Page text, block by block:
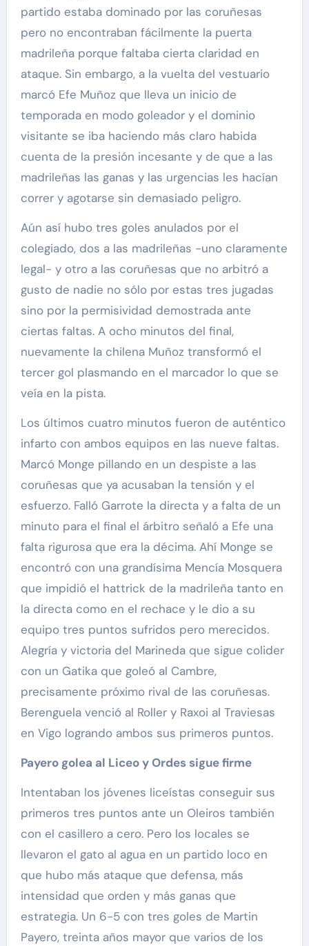
partido estaba dominado por las coruñesas
pero no encontraban fácilmente la puerta
madrileña porque faltaba cierta claridad en
ataque. Sin embargo, a la vuelta del vestuario
marcó Efe Muñoz que lleva un inicio de
temporada en modo goleador y el dominio
visitante se iba haciendo más claro habida
cuenta de la presión incesante y de que a las
madrileñas las ganas y las urgencias les hacían
correr y agotarse sin demasiado peligro.
Aún así hubo tres goles anulados por el
colegiado, dos a las madrileñas -uno claramente
legal- y otro a las coruñesas que no arbitró a
gusto de nadie no sólo por estas tres jugadas
sino por la permisividad demostrada ante
ciertas faltas. A ocho minutos del final,
nuevamente la chilena Muñoz transformó el
tercer gol plasmando en el marcador lo que se
veía en la pista.
Los últimos cuatro minutos fueron de auténtico
infarto con ambos equipos en las nueve faltas.
Marcó Monge pillando en un despiste a las
coruñesas que ya acusaban la tensión y el
esfuerzo. Falló Garrote la directa y a falta de un
minuto para el final el árbitro señaló a Efe una
falta rigurosa que era la décima. Ahí Monge se
encontró con una grandísima Mencía Mosquera
que impidió el hattrick de la madrileña tanto en
la directa como en el rechace y le dio a su
equipo tres puntos sufridos pero merecidos.
Alegría y victoria del Marineda que sigue colider
con un Gatika que goleó al Cambre,
precisamente próximo rival de las coruñesas.
Berenguela venció al Roller y Raxoi al Traviesas
en Vigo logrando ambos sus primeros puntos.
Payero golea al Liceo y Ordes sigue firme
Intentaban los jóvenes liceístas conseguir sus
primeros tres puntos ante un Oleiros también
con el casillero a cero. Pero los locales se
llevaron el gato al agua en un partido loco en
que hubo más ataque que defensa, más
intensidad que orden y más ganas que
estrategia. Un 6-5 con tres goles de Martin
Payero, treinta años mayor que varios de los